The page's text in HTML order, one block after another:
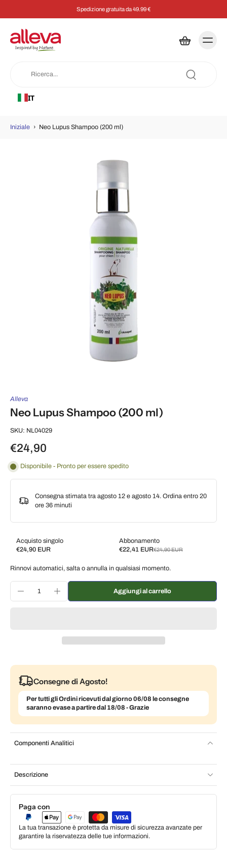
Spedizione gratuita da 49.99 €
IT
Iniziale › Neo Lupus Shampoo (200 ml)
Alleva
Neo Lupus Shampoo (200 ml)
SKU: NL04029
€24,90
Disponibile - Pronto per essere spedito
Consegna stimata tra agosto 12 e agosto 14. Ordina entro 20
ore 36 minuti
Acquisto singolo
€24,90 EUR
Abbonamento
€22,41 EUR€24,90 EUR
Subscribe and save
Consegna ogni 3 settimane, 7% di sconto
Consegna ogni mese, 5% di sconto
€23,66 EUR
Rinnovi automatici, salta o annulla in qualsiasi momento.
Aggiungi al carrello
Consegne di Agosto!
Per tutti gli Ordini ricevuti dal giorno 06/08 le consegne
saranno evase a partire dal 18/08 - Grazie
Componenti Analitici
Descrizione
Paga con
La tua transazione è protetta da misure di sicurezza avanzate per
garantire la riservatezza delle tue informazioni.